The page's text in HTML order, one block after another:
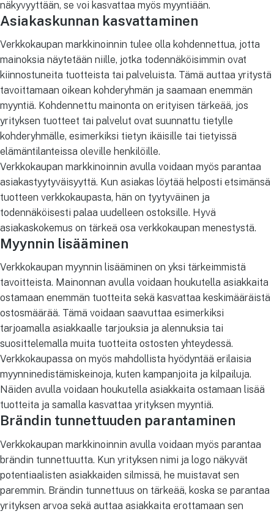
näkyvyyttään, se voi kasvattaa myös myyntiään.
Asiakaskunnan kasvattaminen
Verkkokaupan markkinoinnin tulee olla kohdennettua, jotta
mainoksia näytetään niille, jotka todennäköisimmin ovat
kiinnostuneita tuotteista tai palveluista. Tämä auttaa yritystä
tavoittamaan oikean kohderyhmän ja saamaan enemmän
myyntiä. Kohdennettu mainonta on erityisen tärkeää, jos
yrityksen tuotteet tai palvelut ovat suunnattu tietylle
kohderyhmälle, esimerkiksi tietyn ikäisille tai tietyissä
elämäntilanteissa oleville henkilöille.
Verkkokaupan markkinoinnin avulla voidaan myös parantaa
asiakastyytyväisyyttä. Kun asiakas löytää helposti etsimänsä
tuotteen verkkokaupasta, hän on tyytyväinen ja
todennäköisesti palaa uudelleen ostoksille. Hyvä
asiakaskokemus on tärkeä osa verkkokaupan menestystä.
Myynnin lisääminen
Verkkokaupan myynnin lisääminen on yksi tärkeimmistä
tavoitteista. Mainonnan avulla voidaan houkutella asiakkaita
ostamaan enemmän tuotteita sekä kasvattaa keskimääräistä
ostosmäärää. Tämä voidaan saavuttaa esimerkiksi
tarjoamalla asiakkaalle tarjouksia ja alennuksia tai
suosittelemalla muita tuotteita ostosten yhteydessä.
Verkkokaupassa on myös mahdollista hyödyntää erilaisia
myynninedistämiskeinoja, kuten kampanjoita ja kilpailuja.
Näiden avulla voidaan houkutella asiakkaita ostamaan lisää
tuotteita ja samalla kasvattaa yrityksen myyntiä.
Brändin tunnettuuden parantaminen
Verkkokaupan markkinoinnin avulla voidaan myös parantaa
brändin tunnettuutta. Kun yrityksen nimi ja logo näkyvät
potentiaalisten asiakkaiden silmissä, he muistavat sen
paremmin. Brändin tunnettuus on tärkeää, koska se parantaa
yrityksen arvoa sekä auttaa asiakkaita erottamaan sen